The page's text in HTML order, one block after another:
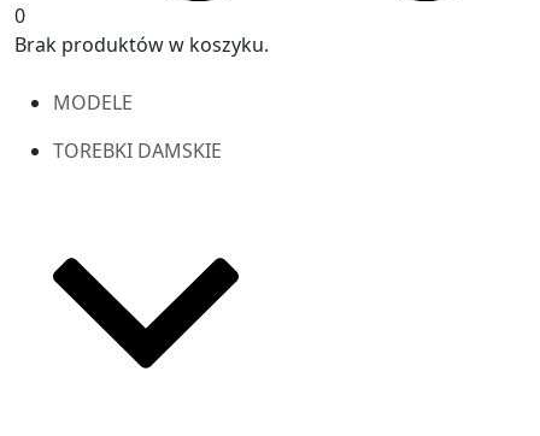
0
Brak produktów w koszyku.
MODELE
TOREBKI DAMSKIE